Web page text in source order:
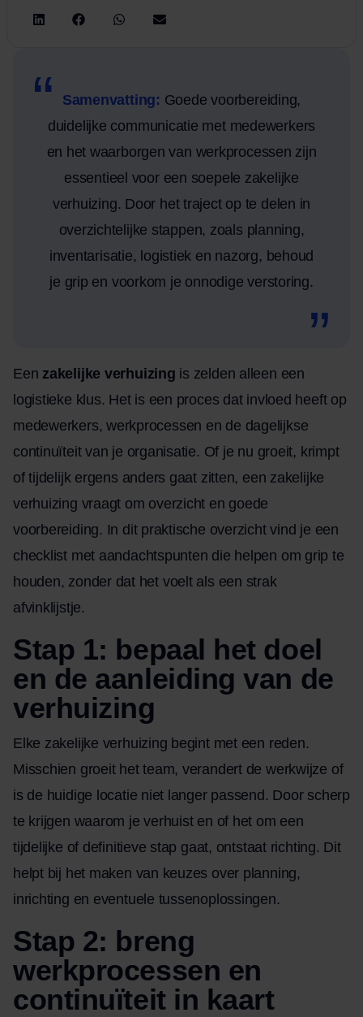
Samenvatting: Goede voorbereiding,
duidelijke communicatie met medewerkers
en het waarborgen van werkprocessen zijn
essentieel voor een soepele zakelijke
verhuizing. Door het traject op te delen in
overzichtelijke stappen, zoals planning,
inventarisatie, logistiek en nazorg, behoud
je grip en voorkom je onnodige verstoring.
Een zakelijke verhuizing is zelden alleen een
logistieke klus. Het is een proces dat invloed heeft op
medewerkers, werkprocessen en de dagelijkse
continuïteit van je organisatie. Of je nu groeit, krimpt
of tijdelijk ergens anders gaat zitten, een zakelijke
verhuizing vraagt om overzicht en goede
voorbereiding. In dit praktische overzicht vind je een
checklist met aandachtspunten die helpen om grip te
houden, zonder dat het voelt als een strak
afvinklijstje.
Stap 1: bepaal het doel
en de aanleiding van de
verhuizing
Elke zakelijke verhuizing begint met een reden.
Misschien groeit het team, verandert de werkwijze of
is de huidige locatie niet langer passend. Door scherp
te krijgen waarom je verhuist en of het om een
tijdelijke of definitieve stap gaat, ontstaat richting. Dit
helpt bij het maken van keuzes over planning,
inrichting en eventuele tussenoplossingen.
Stap 2: breng
werkprocessen en
continuïteit in kaart